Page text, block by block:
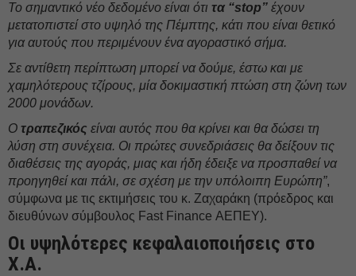
Το σημαντικό νέο δεδομένο είναι ότι τα “stop” έχουν
μετατοπιστεί στο υψηλό της Πέμπτης, κάτι που είναι θετικό
για αυτούς που περιμένουν ένα αγοραστικό σήμα.
Σε αντίθετη περίπτωση μπορεί να δούμε, έστω και με
χαμηλότερους τζίρους, μία δοκιμαστική πτώση στη ζώνη των
2000 μονάδων.
Ο τραπεζικός είναι αυτός που θα κρίνει και θα δώσει τη
λύση στη συνέχεια. Οι πρώτες συνεδριάσεις θα δείξουν τις
διαθέσεις της αγοράς, μιας και ήδη έδειξε να προσπαθεί να
προηγηθεί και πάλι, σε σχέση με την υπόλοιπη Ευρώπη”,
σύμφωνα με τις εκτιμήσεις του κ. Ζαχαράκη (πρόεδρος και
διευθύνων σύμβουλος Fast Finance ΑΕΠΕΥ).
Οι υψηλότερες κεφαλαιοποιήσεις στο
Χ.Α.